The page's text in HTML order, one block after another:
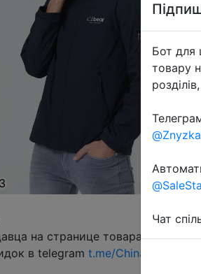
на странице товара под
в telegram t.me/ChinaGoodBuy
Бот для
товару
Чат